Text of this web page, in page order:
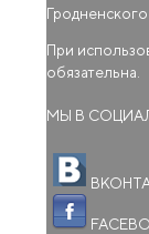
При
обязательна.
МЫ В